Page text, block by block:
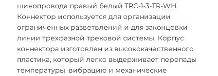
шинопровода правый белый TRC-1-3-TR-WH.
Коннектор используется для организации
ограниченных разветвлений и для законцовки
линии трехфазной трековой системы. Корпус
коннектора изготовлен из высококачественного
пластика, который легко выдерживает перепады
температуры, вибрацию и механические